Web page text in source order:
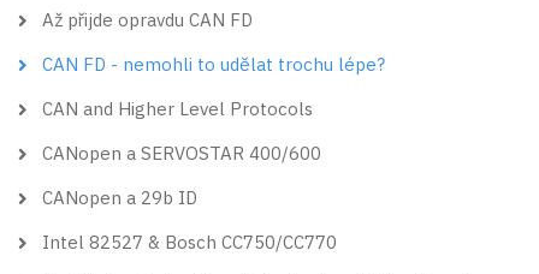
Až přijde opravdu CAN FD
CAN FD - nemohli to udělat trochu lépe?
CAN and Higher Level Protocols
CANopen a SERVOSTAR 400/600
CANopen a 29b ID
Intel 82527 & Bosch CC750/CC770